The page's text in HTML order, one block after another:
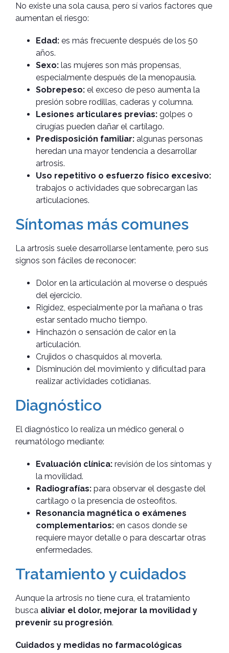
No existe una sola causa, pero sí varios factores que
aumentan el riesgo:
Edad: es más frecuente después de los 50
años.
Sexo: las mujeres son más propensas,
especialmente después de la menopausia.
Sobrepeso: el exceso de peso aumenta la
presión sobre rodillas, caderas y columna.
Lesiones articulares previas: golpes o
cirugías pueden dañar el cartílago.
Predisposición familiar: algunas personas
heredan una mayor tendencia a desarrollar
artrosis.
Uso repetitivo o esfuerzo físico excesivo:
trabajos o actividades que sobrecargan las
articulaciones.
Síntomas más comunes
La artrosis suele desarrollarse lentamente, pero sus
signos son fáciles de reconocer:
Dolor en la articulación al moverse o después
del ejercicio.
Rigidez, especialmente por la mañana o tras
estar sentado mucho tiempo.
Hinchazón o sensación de calor en la
articulación.
Crujidos o chasquidos al moverla.
Disminución del movimiento y dificultad para
realizar actividades cotidianas.
Diagnóstico
El diagnóstico lo realiza un médico general o
reumatólogo mediante:
Evaluación clínica: revisión de los síntomas y
la movilidad.
Radiografías: para observar el desgaste del
cartílago o la presencia de osteofitos.
Resonancia magnética o exámenes
complementarios: en casos donde se
requiere mayor detalle o para descartar otras
enfermedades.
Tratamiento y cuidados
Aunque la artrosis no tiene cura, el tratamiento
busca aliviar el dolor, mejorar la movilidad y
prevenir su progresión.
Cuidados y medidas no farmacológicas